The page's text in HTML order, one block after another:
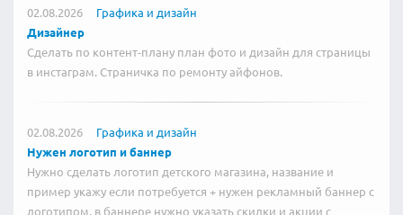
02.08.2026
Графика и дизайн
Дизайнер
Сделать по контент-плану план фото и дизайн для страницы
в инстаграм. Страничка по ремонту айфонов.
02.08.2026
Графика и дизайн
Нужен логотип и баннер
Нужно сделать логотип детского магазина, название и
пример укажу если потребуется + нужен рекламный баннер с
логотипом, в баннере нужно указать скидки и акции с